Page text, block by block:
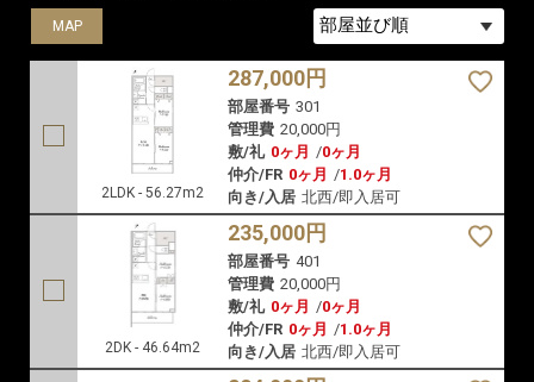
MAP
2LDK - 56.27m2
287,000円
部屋番号 301
管理費 20,000円
敷/礼 0ヶ月 /0ヶ月
仲介/FR 0ヶ月 /1.0ヶ月
向き/入居 北西/即入居可
MAP
2DK - 46.64m2
235,000円
部屋番号 401
管理費 20,000円
敷/礼 0ヶ月 /0ヶ月
仲介/FR 0ヶ月 /1.0ヶ月
向き/入居 北西/即入居可
MAP